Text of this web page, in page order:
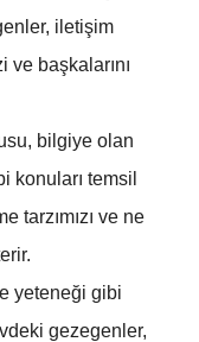
iletişim
ve başkalarını
bilgiye olan
konuları temsil
tarzımızı ve ne
yeteneği gibi
gezegenler,